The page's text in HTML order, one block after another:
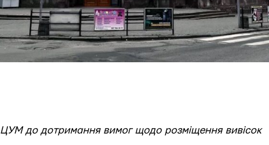
ЦУМ до дотримання вимог щодо розміщення вивісок